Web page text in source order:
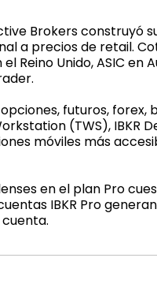
Brokers construyó
a precios de retail.
Reino Unido, ASIC en
futuros, forex,
(TWS), IBKR
móviles más
en el plan Pro
IBKR Pro